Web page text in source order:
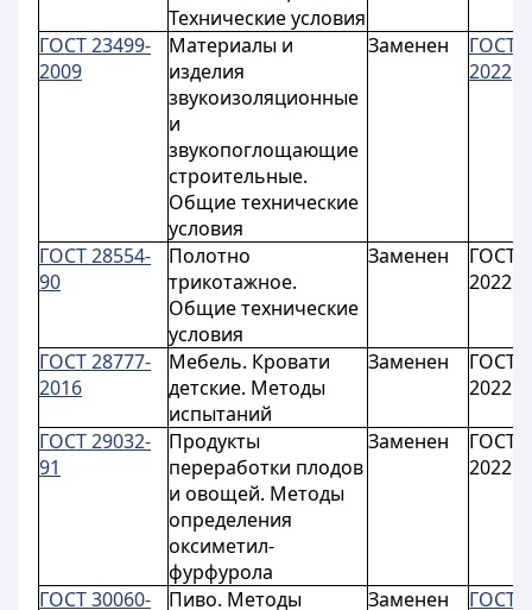
Технические условия
ГОСТ 23499-
2009
Материалы и
изделия
звукоизоляционные
и
звукопоглощающие
строительные.
Общие технические
условия
Заменен
ГОСТ
2022
ГОСТ 28554-
90
Полотно
трикотажное.
Общие технические
условия
Заменен
ГОСТ
2022
ГОСТ 28777-
2016
Мебель. Кровати
детские. Методы
испытаний
Заменен
ГОСТ
2022
ГОСТ 29032-
91
Продукты
переработки плодов
и овощей. Методы
определения
оксиметил-
фурфурола
Заменен
ГОСТ
2022
ГОСТ 30060-
Пиво. Методы
Заменен
ГОСТ